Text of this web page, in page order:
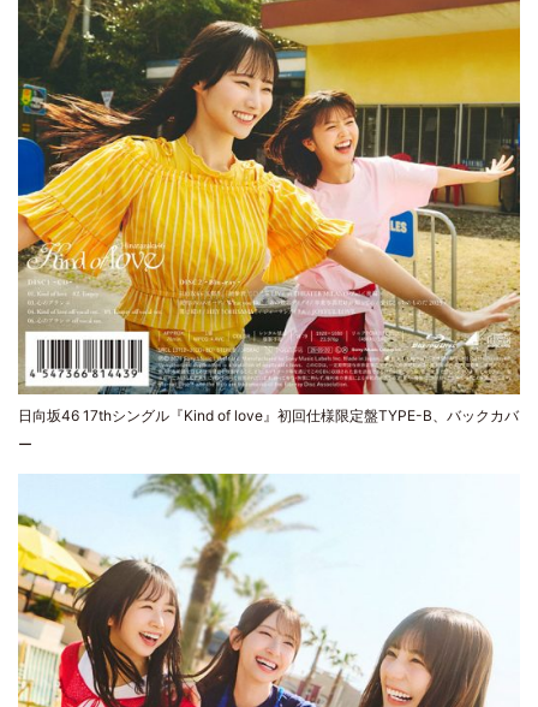
日向坂46 17thシングル『Kind of love』初回仕様限定盤TYPE-B、バックカバ
ー